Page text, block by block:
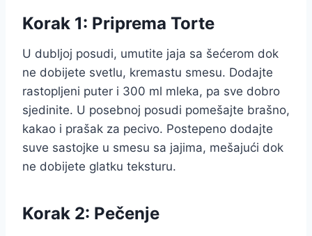
Korak 1: Priprema Torte
U dubljoj posudi, umutite jaja sa šećerom dok
ne dobijete svetlu, kremastu smesu. Dodajte
rastopljeni puter i 300 ml mleka, pa sve dobro
sjedinite. U posebnoj posudi pomešajte brašno,
kakao i prašak za pecivo. Postepeno dodajte
suve sastojke u smesu sa jajima, mešajući dok
ne dobijete glatku teksturu.
Korak 2: Pečenje